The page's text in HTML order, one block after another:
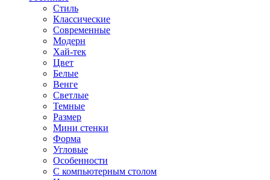
Стиль
Классические
Современные
Модерн
Хай-тек
Цвет
Белые
Венге
Светлые
Темные
Размер
Мини стенки
Форма
Угловые
Особенности
С компьютерным столом